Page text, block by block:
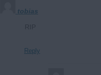
tobias
Reply